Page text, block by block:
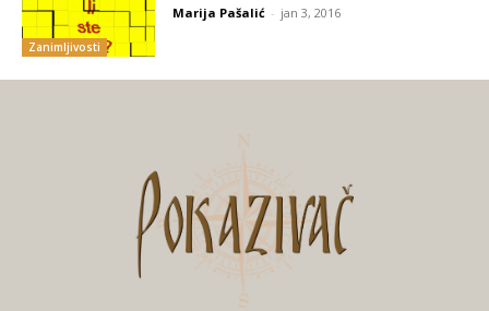
Zanimljivosti
Marija Pašalić - jan 3, 2016